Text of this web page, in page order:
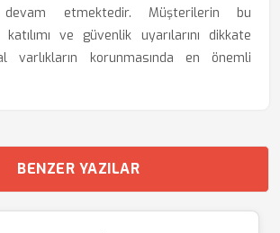
devam etmektedir. Müşterilerin bu
ve güvenlik uyarılarını dikkate
varlıkların korunmasında en önemli
BENZER YAZILAR